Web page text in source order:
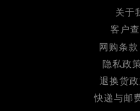
关于
客户
网购条
隐私政
退换货
快递与邮